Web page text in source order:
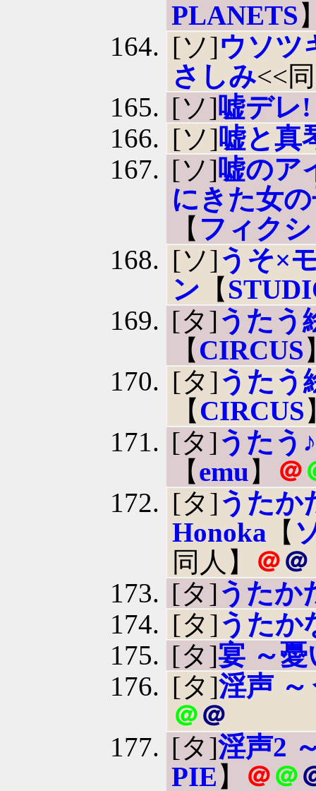
PLANETS
[ソ]ウソツ
さしみ<<
[ソ]嘘デレ!
[ソ]嘘と真
[ソ]嘘のア
にきた女
【 フィク
[ソ] うそ×
ン 【
[タ] うたう
【 CIRCUS
[タ] うたう
【 CIRCUS
[タ] うたう
【emu】 ＠
[タ] うたか
Honoka 【
同人】
＠＠
[タ] うたか
[タ] うたか
[タ]宴 ～
[タ]淫声
＠＠
[タ]淫声2
PIE 】 ＠＠